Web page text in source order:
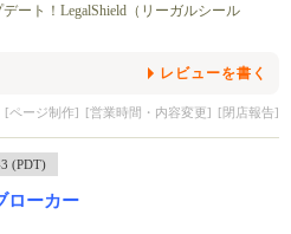
ート！LegalShield（リーガルシール
レビューを書く
[ページ制作] [営業時間・内容変更] [閉店報告]
(PDT)
ローカー